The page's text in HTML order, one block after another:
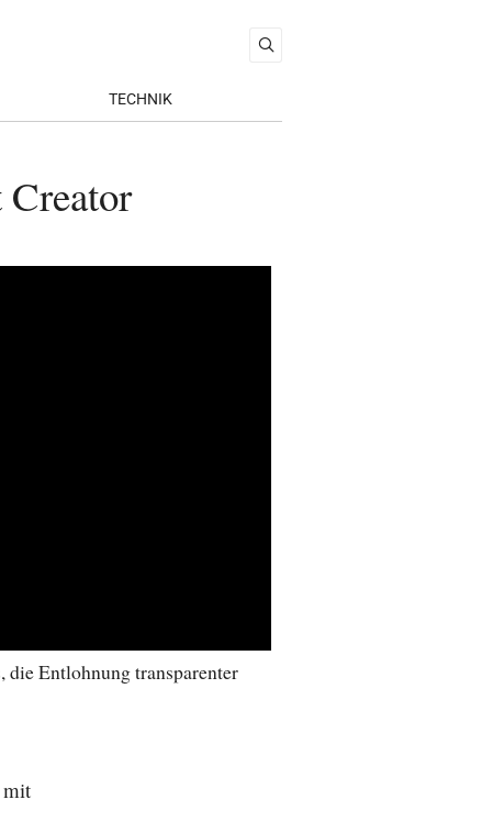
TECHNIK
die Entlohnung transparenter
mit